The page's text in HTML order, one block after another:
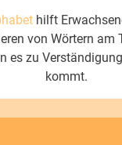
hilft
von Wörtern am
es zu
kommt.